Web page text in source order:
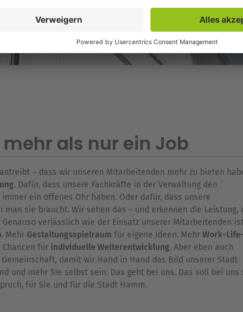
als nur ein Job
antreibt – dass wir unseren Mitarbeitenden mehr zu bieten
. Dafür, dass unsere Fachkräfte in der Verwaltung den
ein offenes Ohr haben. Oder dafür, dass unsere
sie braucht. Wir sehen das – und erkennen die Leistung,
verlässlich wie der Einsatz unserer Mitarbeitenden ist
. Mehr Gestaltungsspielraum für eigene Ideen. Mehr Work-Life-
für individuelle Weiterentwicklung. Aber eben auch
Gemeinschaft, damit wir Hand in Hand das Bild unserer Stadt
und mehr Sie selbst sein. Das geht bei uns. Das soll bei uns
für Sie und für die Stadt Hamm.